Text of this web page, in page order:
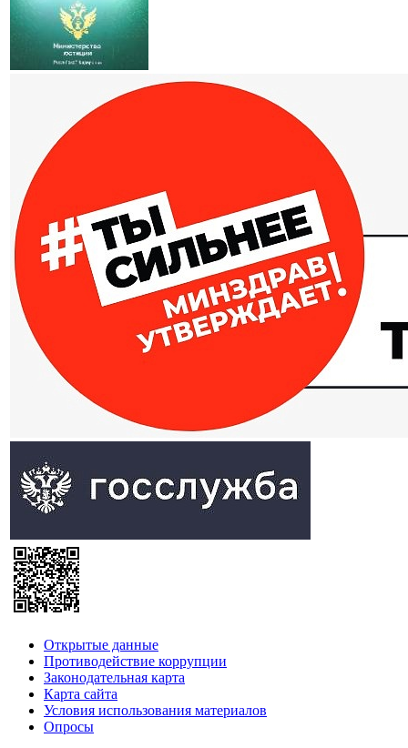
Открытые данные
Противодействие коррупции
Законодательная карта
Карта сайта
Условия использования материалов
Опросы